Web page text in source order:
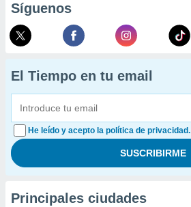
Síguenos
El Tiempo en tu email
He leído y acepto la política de privacidad.
Principales ciudades